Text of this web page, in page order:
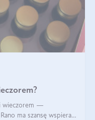
i wieczorem —
ma szansę wspierać